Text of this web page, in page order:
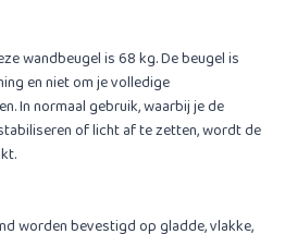
wandbeugel is 68 kg. De beugel is
en niet om je volledige
In normaal gebruik, waarbij je de
of licht af te zetten, wordt de
worden bevestigd op gladde, vlakke,